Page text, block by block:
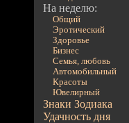
На неделю:
Общий
Эротический
Здоровье
Бизнес
Семья, любовь
Автомобильный
Красоты
Ювелирный
Знаки Зодиака
Удачность дня